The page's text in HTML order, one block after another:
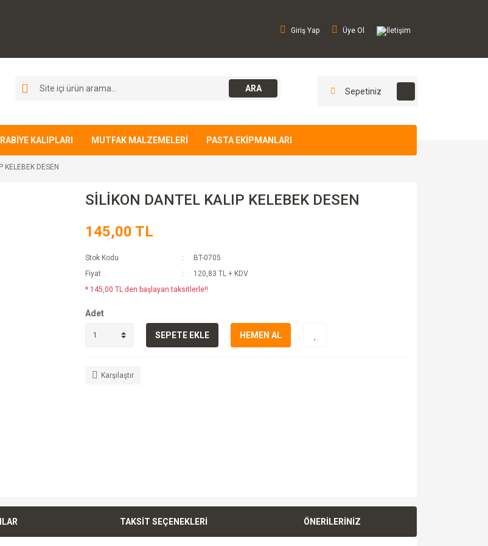
Giriş Yap Üye Ol İletişim
ARA Sepetiniz
KALIPLARI MUTFAK MALZEMELERİ PASTA EKİPMANLARI
KELEBEK DESEN
SİLİKON DANTEL KALIP KELEBEK DESEN
145,00 TL
Stok Kodu
BT-0705
Fiyat
120,83 TL + KDV
* 145,00 TL den başlayan taksitlerle!!
Adet
SEPETE EKLE HEMEN AL
Karşılaştır
TAKSİT SEÇENEKLERİ ÖNERİLERİNİZ